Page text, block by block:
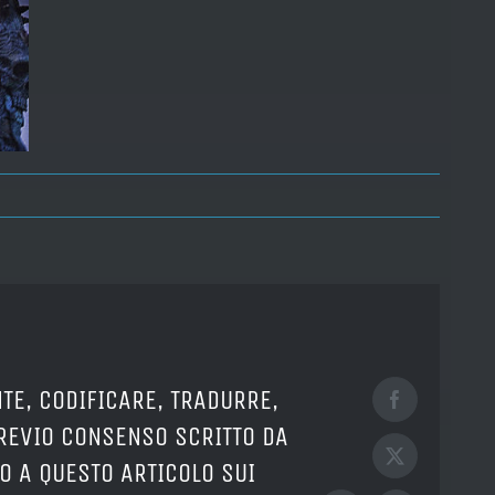
CODIFICARE, TRADURRE,
CONSENSO SCRITTO DA
A QUESTO ARTICOLO SUI
Facebook
X